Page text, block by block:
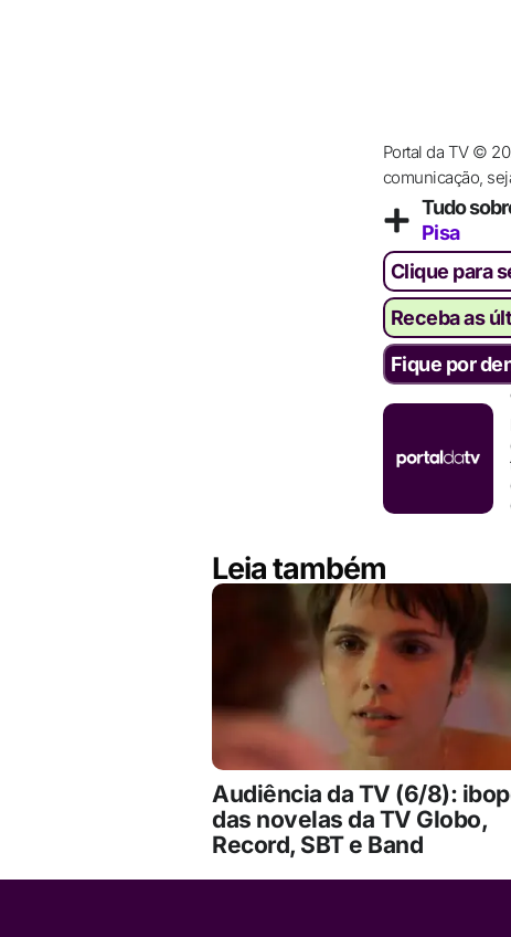
Portal da TV ©
comunicação,
Tudo
Pisa
Clique para
Receba as
Fique por
Leia também
Audiência da TV (6/8):
das novelas da TV Globo,
Record, SBT e Band